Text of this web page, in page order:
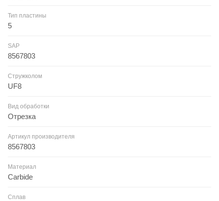
Тип пластины
5
SAP
8567803
Стружколом
UF8
Вид обработки
Отрезка
Артикул производителя
8567803
Материал
Carbide
Сплав